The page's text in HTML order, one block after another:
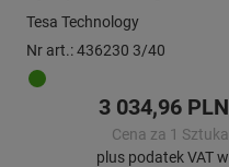
ramienia pomiarowego 36
mm, zakres wskazań w
każdym kierunku / ⌀
obudowy: 3/40mm
Tesa Technology
Nr art.: 436230 3/40
3 034,96 PLN
Cena za 1 Sztuka
plus podatek VAT w